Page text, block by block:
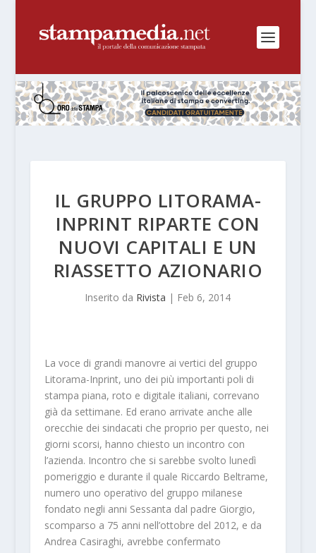
IL GRUPPO LITORAMA-
INPRINT RIPARTE CON
NUOVI CAPITALI E UN
RIASSETTO AZIONARIO
Inserito da Rivista | Feb 6, 2014
La voce di grandi manovre ai vertici del gruppo
Litorama-Inprint, uno dei più importanti poli di
stampa piana, roto e digitale italiani, correvano
già da settimane. Ed erano arrivate anche alle
orecchie dei sindacati che proprio per questo, nei
giorni scorsi, hanno chiesto un incontro con
l’azienda. Incontro che si sarebbe svolto lunedì
pomeriggio e durante il quale Riccardo Beltrame,
numero uno operativo del gruppo milanese
fondato negli anni Sessanta dal padre Giorgio,
scomparso a 75 anni nell’ottobre del 2012, e da
Andrea Casiraghi, avrebbe confermato